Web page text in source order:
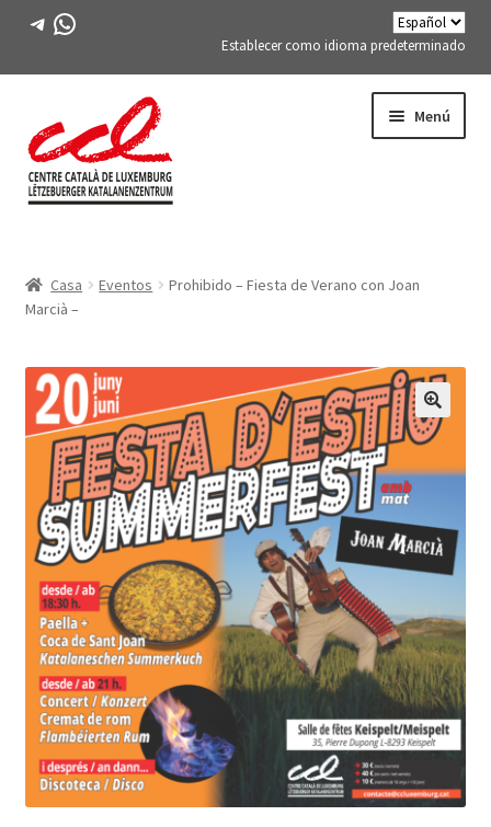
Telegrama
WhatsApp
Establecer como idioma predeterminado
la
navegación
al
contenido
Menú
ACTIVIDADES
MIEMBROS DE FES-TE
LIBRO
INICIAR SESIÓN
Casa Eventos
Prohibido – Fiesta de Verano con Joan
Marcià –
🔍